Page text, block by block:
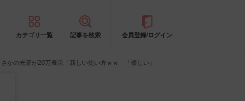
カテゴリ一覧 記事を検索 会員登録/ログイン
の光景が20万表示「新しい使い方ｗｗ」「優しい」